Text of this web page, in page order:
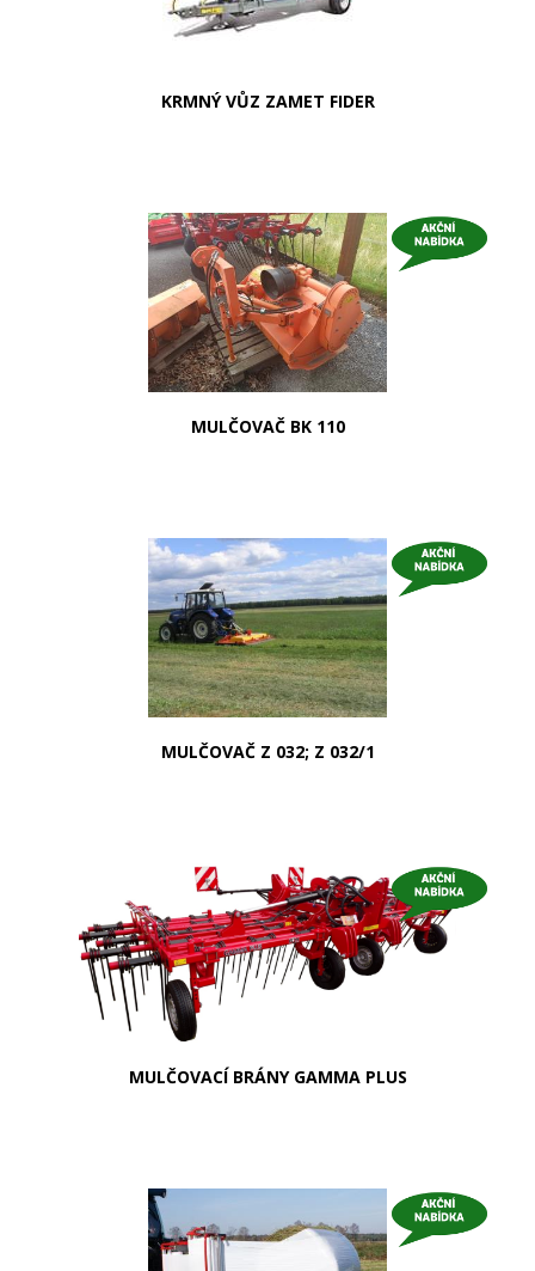
KRMNÝ VŮZ ZAMET FIDER
MULČOVAČ BK 110
MULČOVAČ Z 032; Z 032/1
MULČOVACÍ BRÁNY GAMMA PLUS